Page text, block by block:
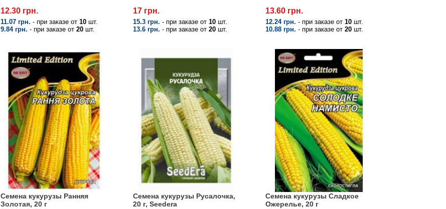
12.30 грн.
11.07 грн. - при заказе от 10 шт.
9.84 грн. - при заказе от 20 шт.
17 грн.
15.3 грн. - при заказе от 10шт.
13.6 грн. - при заказе от 20шт.
13.60 грн.
12.24 грн. - при заказе от 10шт.
10.88 грн. - при заказе от 20шт.
Семена кукурузы Ранняя
Золотая, 20 г
Семена кукурузы Русалочка,
20 г, Seedera
Семена кукурузы Сладкое
Ожерелье, 20 г